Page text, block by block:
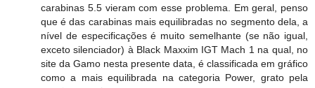
carabinas 5.5 vieram com esse problema. Em geral, penso
que é das carabinas mais equilibradas no segmento dela, a
nível de especificações é muito semelhante (se não igual,
exceto silenciador) à Black Maxxim IGT Mach 1 na qual, no
site da Gamo nesta presente data, é classificada em gráfico
como a mais equilibrada na categoria Power, grato pela